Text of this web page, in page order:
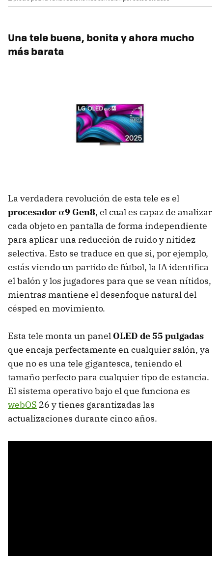
Una tele buena, bonita y ahora mucho
más barata
La verdadera revolución de esta tele es el
procesador α9 Gen8, el cual es capaz de analizar
cada objeto en pantalla de forma independiente
para aplicar una reducción de ruido y nitidez
selectiva. Esto se traduce en que si, por ejemplo,
estás viendo un partido de fútbol, la IA identifica
el balón y los jugadores para que se vean nítidos,
mientras mantiene el desenfoque natural del
césped en movimiento.
Esta tele monta un panel OLED de 55 pulgadas
que encaja perfectamente en cualquier salón, ya
que no es una tele gigantesca, teniendo el
tamaño perfecto para cualquier tipo de estancia.
El sistema operativo bajo el que funciona es
webOS 26 y tienes garantizadas las
actualizaciones durante cinco años.